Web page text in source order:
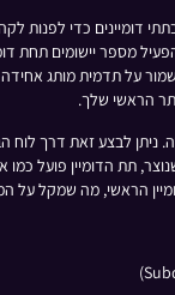
דומיינים כדי לפנות
מספר יישומים תחת
על תדמית מותג אחידה
הראשי שלך.
ניתן לבצע זאת דרך לוח
תת הדומיין פועל כמו
הראשי, מה שמקל על